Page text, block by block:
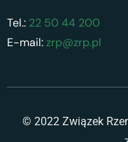
Tel.: 22 50 44 200
E-mail:zrp@zrp.pl
© 2022 Związek